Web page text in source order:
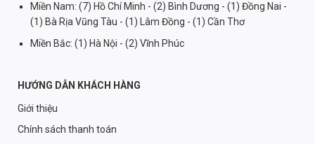
Miền Nam: (7) Hồ Chí Minh - (2) Bình Dương - (1) Đồng Nai -
(1) Bà Rịa Vũng Tàu - (1) Lâm Đồng - (1) Cần Thơ
Miền Bắc: (1) Hà Nội - (2) Vĩnh Phúc
HƯỚNG DẪN KHÁCH HÀNG
Giới thiệu
Chính sách thanh toán